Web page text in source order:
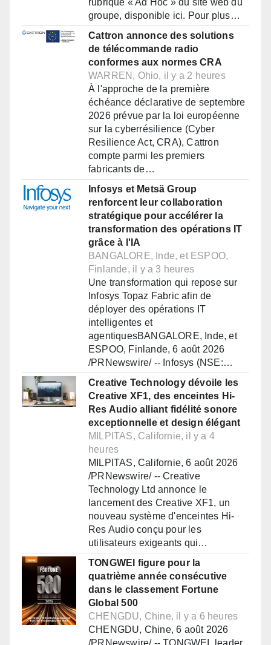
rubrique « Ad Hoc » du site web du
groupe, disponible ici. Pour plus…
Cattron annonce des solutions
de télécommande radio
conformes aux normes CRA
WARREN, Ohio, il y a 2 heures
À l'approche de la première
échéance déclarative de septembre
2026 prévue par la loi européenne
sur la cyberrésilience (Cyber
Resilience Act, CRA), Cattron
compte parmi les premiers
fabricants de…
Infosys et Metsä Group
renforcent leur collaboration
stratégique pour accélérer la
transformation des opérations IT
grâce à l'IA
BANGALORE, Inde, et ESPOO,
Finlande, il y a 3 heures
Une transformation qui repose sur
Infosys Topaz Fabric afin de
déployer des opérations IT
intelligentes et
agentiquesBANGALORE, Inde, et
ESPOO, Finlande, 6 août 2026
/PRNewswire/ -- Infosys (NSE:…
Creative Technology dévoile les
Creative XF1, des enceintes Hi-
Res Audio alliant fidélité sonore
exceptionnelle et design élégant
MILPITAS, Californie, il y a 4
heures
MILPITAS, Californie, 6 août 2026
/PRNewswire/ -- Creative
Technology Ltd annonce le
lancement des Creative XF1, un
nouveau système d'enceintes Hi-
Res Audio conçu pour les
utilisateurs exigeants qui…
TONGWEI figure pour la
quatrième année consécutive
dans le classement Fortune
Global 500
CHENGDU, Chine, il y a 6 heures
CHENGDU, Chine, 6 août 2026